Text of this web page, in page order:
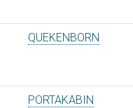
QUEKENBORN
PORTAKABIN